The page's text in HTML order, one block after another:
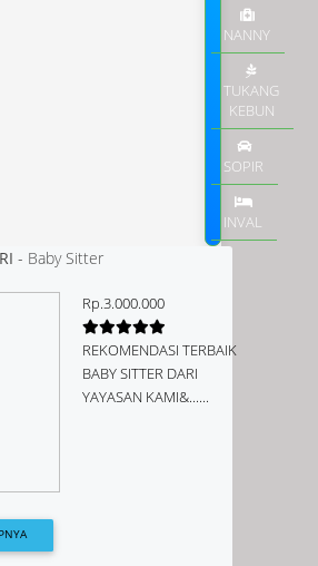
NANNY
TUKANG
KEBUN
SOPIR
INVAL
- Baby Sitter
Rp.3.000.000
REKOMENDASI TERBAIK
BABY SITTER DARI
YAYASAN KAMI&......